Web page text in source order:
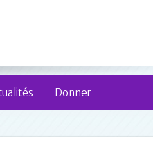
Donner